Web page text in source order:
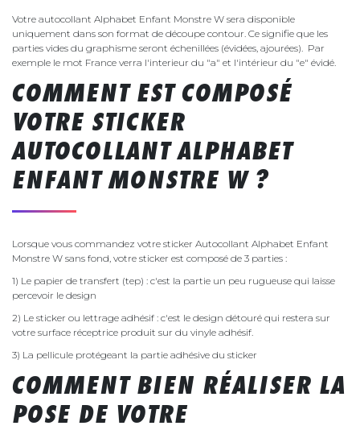
Votre autocollant Alphabet Enfant Monstre W sera disponible
uniquement dans son format de découpe contour. Ce signifie que les
parties vides du graphisme seront échenillées (évidées, ajourées). Par
exemple le mot France verra l'interieur du "a" et l'intérieur du "e" évidé.
COMMENT EST COMPOSÉ
VOTRE STICKER
AUTOCOLLANT ALPHABET
ENFANT MONSTRE W ?
Lorsque vous commandez votre sticker Autocollant Alphabet Enfant
Monstre W sans fond, votre sticker est composé de 3 parties :
1) Le papier de transfert (tep) : c'est la partie un peu rugueuse qui laisse
percevoir le design
2) Le sticker ou lettrage adhésif : c'est le design détouré qui restera sur
votre surface réceptrice produit sur du vinyle adhésif.
3) La pellicule protégeant la partie adhésive du sticker
COMMENT BIEN RÉALISER LA
POSE DE VOTRE